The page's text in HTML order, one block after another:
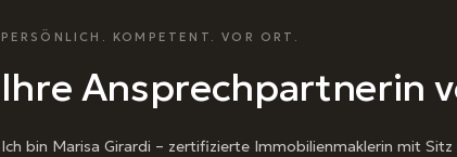
PERSÖNLICH. KOMPETENT. VOR ORT.
Ihre Ansprechpartnerin
Ich bin Marisa Girardi – zertifizierte Immobilienmaklerin mit Sitz